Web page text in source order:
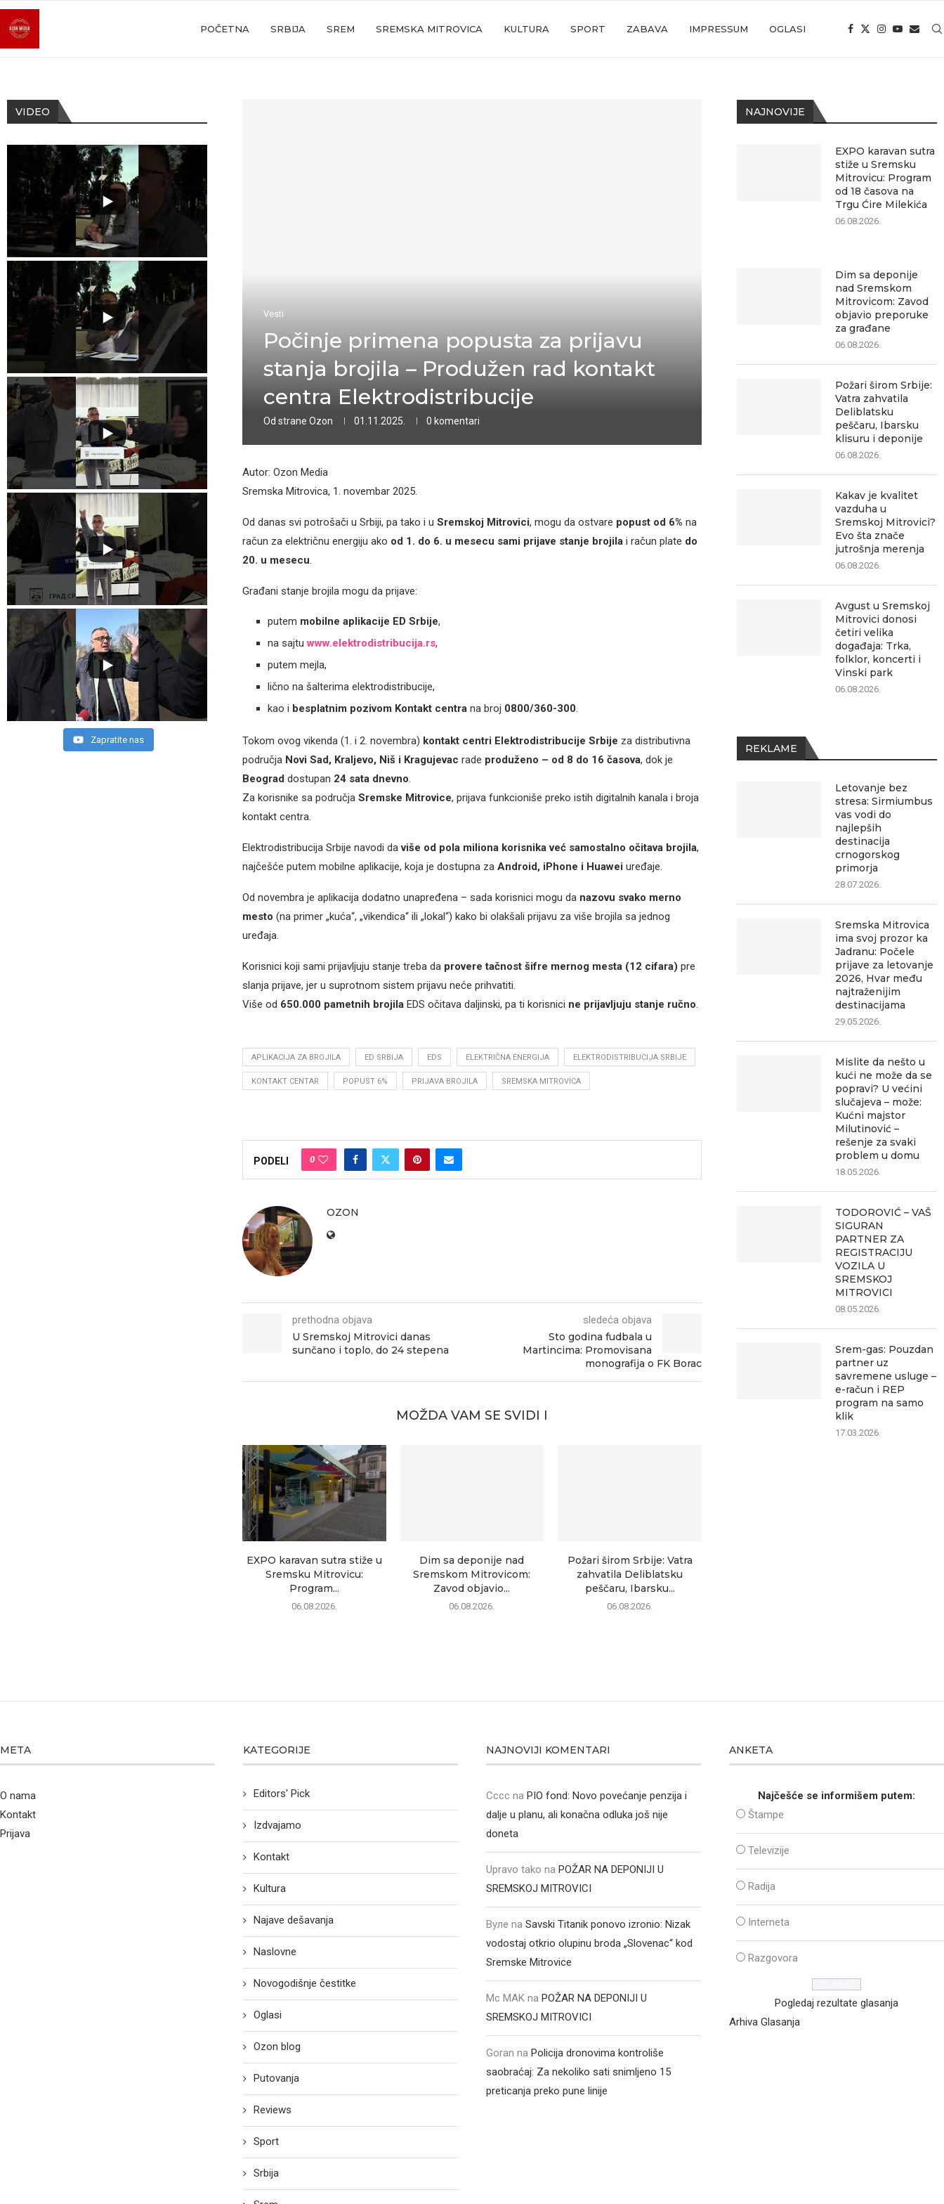
POČETNA SRBIJA SREM SREMSKA MITROVICA KULTURA SPORT ZABAVA IMPRESSUM OGLASI
Vesti
Počinje primena popusta za prijavu
stanja brojila – Produžen rad kontakt
centra Elektrodistribucije
Od strane Ozon 01.11.2025. 0 komentari
Autor: Ozon Media
Sremska Mitrovica, 1. novembar 2025.
Od danas svi potrošači u Srbiji, pa tako i u Sremskoj Mitrovici, mogu da ostvare popust od 6% na
račun za električnu energiju ako od 1. do 6. u mesecu sami prijave stanje brojilai račun plate do
20. u mesecu.
Građani stanje brojila mogu da prijave:
putem mobilne aplikacije ED Srbije,
na sajtuwww.elektrodistribucija.rs,
putem mejla,
lično na šalterima elektrodistribucije,
kao i besplatnim pozivom Kontakt centrana broj 0800/360-300.
Tokom ovog vikenda (1. i 2. novembra) kontakt centri Elektrodistribucije Srbije za distributivna
područja Novi Sad, Kraljevo, Niš i Kragujevac rade produženo – od 8 do 16 časova, dok je
Beograd dostupan 24 sata dnevno.
Za korisnike sa područja Sremske Mitrovice, prijava funkcioniše preko istih digitalnih kanala i broja
kontakt centra.
Elektrodistribucija Srbije navodi daviše od pola miliona korisnika već samostalno očitava brojila,
najčešće putem mobilne aplikacije, koja je dostupna za Android, iPhone i Huawei uređaje.
Od novembra je aplikacija dodatno unapređena – sada korisnici mogu da nazovu svako merno
mesto (na primer „kuća“, „vikendica“ ili „lokal“) kako bi olakšali prijavu za više brojila sa jednog
uređaja.
Korisnici koji sami prijavljuju stanje treba da provere tačnost šifre mernog mesta (12 cifara) pre
slanja prijave, jer u suprotnom sistem prijavu neće prihvatiti.
Više od 650.000 pametnih brojilaEDS očitava daljinski, pa ti korisnici ne prijavljuju stanje ručno.
APLIKACIJA ZA BROJILA ED SRBIJA EDS ELEKTRIČNA ENERGIJA ELEKTRODISTRIBUCIJA SRBIJE
KONTAKT CENTAR POPUST 6% PRIJAVA BROJILA SREMSKA MITROVICA
PODELI 0
OZON
prethodna objava
U Sremskoj Mitrovici danas
sunčano i toplo, do 24 stepena
sledeća objava
Sto godina fudbala u
Martincima: Promovisana
monografija o FK Borac
MOŽDA VAM SE SVIDI I
EXPO karavan sutra stiže u
Sremsku Mitrovicu:
Program...
06.08.2026.
Dim sa deponije nad
Sremskom Mitrovicom:
Zavod objavio...
06.08.2026.
Požari širom Srbije: Vatra
zahvatila Deliblatsku
peščaru, Ibarsku...
06.08.2026.
NAJNOVIJE
EXPO karavan sutra
stiže u Sremsku
Mitrovicu: Program
od 18 časova na
Trgu Ćire Milekića
06.08.2026.
Dim sa deponije
nad Sremskom
Mitrovicom: Zavod
objavio preporuke
za građane
06.08.2026.
Požari širom Srbije:
Vatra zahvatila
Deliblatsku
peščaru, Ibarsku
klisuru i deponije
06.08.2026.
Kakav je kvalitet
vazduha u
Sremskoj Mitrovici?
Evo šta znače
jutrošnja merenja
06.08.2026.
Avgust u Sremskoj
Mitrovici donosi
četiri velika
događaja: Trka,
folklor, koncerti i
Vinski park
06.08.2026.
REKLAME
Letovanje bez
stresa: Sirmiumbus
vas vodi do
najlepših
destinacija
crnogorskog
primorja
28.07.2026.
Sremska Mitrovica
ima svoj prozor ka
Jadranu: Počele
prijave za letovanje
2026, Hvar među
najtraženijim
destinacijama
29.05.2026.
Mislite da nešto u
kući ne može da se
popravi? U većini
slučajeva – može:
Kućni majstor
Milutinović –
rešenje za svaki
problem u domu
18.05.2026.
TODOROVIĆ – VAŠ
SIGURAN
PARTNER ZA
REGISTRACIJU
VOZILA U
SREMSKOJ
MITROVICI
08.05.2026.
Srem-gas: Pouzdan
partner uz
savremene usluge –
e-račun i REP
program na samo
klik
17.03.2026.
VIDEO
Zapratite nas
META
O nama
Kontakt
Prijava
KATEGORIJE
Editors' Pick
Izdvajamo
Kontakt
Kultura
Najave dešavanja
Naslovne
Novogodišnje čestitke
Oglasi
Ozon blog
Putovanja
Reviews
Sport
Srbija
NAJNOVIJI KOMENTARI
Cccc naPIO fond: Novo povećanje penzija i
dalje u planu, ali konačna odluka još nije
doneta
Upravo tako naPOŽAR NA DEPONIJI U
SREMSKOJ MITROVICI
Вуле naSavski Titanik ponovo izronio: Nizak
vodostaj otkrio olupinu broda „Slovenac“ kod
Sremske Mitrovice
Mc MAK naPOŽAR NA DEPONIJI U
SREMSKOJ MITROVICI
Goran naPolicija dronovima kontroliše
saobraćaj: Za nekoliko sati snimljeno 15
preticanja preko pune linije
ANKETA
Najčešće se informišem putem:
Štampe
Televizije
Radija
Interneta
Razgovora
Pogledaj rezultate glasanja
Arhiva Glasanja